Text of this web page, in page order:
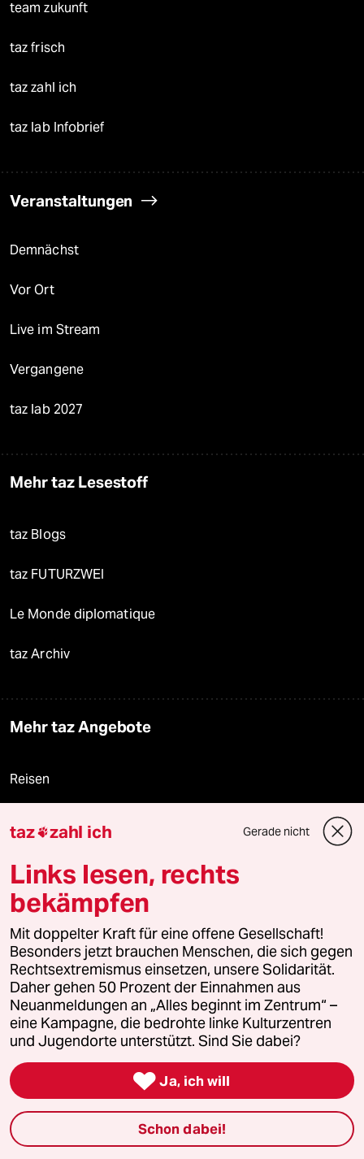
team zukunft
taz frisch
taz zahl ich
taz lab Infobrief
Veranstaltungen
Demnächst
Vor Ort
Live im Stream
Vergangene
taz lab 2027
Mehr taz Lesestoff
taz Blogs
taz FUTURZWEI
Le Monde diplomatique
taz Archiv
Mehr taz Angebote
Reisen
Anzeigen
Fragen & Hilfe
Feedback
Aboservice
ePaper Login
Downloads für Abonnierende
taz zahl ich Gerade nicht
Links lesen, rechts
bekämpfen
Mit doppelter Kraft für eine offene Gesellschaft!
Besonders jetzt brauchen Menschen, die sich gegen
Rechtsextremismus einsetzen, unsere Solidarität.
Daher gehen 50 Prozent der Einnahmen aus
Neuanmeldungen an „Alles beginnt im Zentrum“ –
eine Kampagne, die bedrohte linke Kulturzentren
und Jugendorte unterstützt. Sind Sie dabei?
 Ja, ich will
Schon dabei!